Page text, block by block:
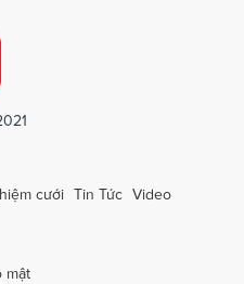
Dịch vụ cưới tại Sơn La
Dịch vụ cưới tại Thanh Hóa
Dịch vụ cưới tại Trà Vinh
cưới Tin Tức Video
mật